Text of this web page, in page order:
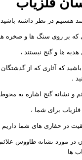
هستیم در نظر داشته باشید
که بر روی سنگ ها و
ها و گنج نیستند ،
که آثاری که از گذشتگان
.
و نشانه گنج اشاره به
برای شما ،
در حفاری های شما داریم
در مورد نشانه طاووس
ها